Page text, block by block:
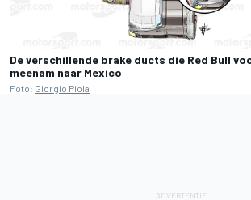
De verschillende brake ducts die Red Bull
meenam naar Mexico
Foto: Giorgio Piola